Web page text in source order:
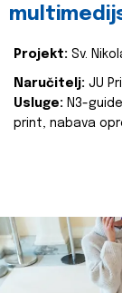
Projekt: Sv.
Naručitelj: JU
Usluge: N3-
print, nabava